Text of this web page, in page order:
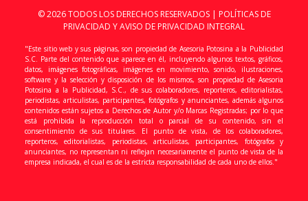
© 2026 TODOS LOS DERECHOS RESERVADOS | POLÍTICAS DE
PRIVACIDAD Y AVISO DE PRIVACIDAD INTEGRAL
"Este sitio web y sus páginas, son propiedad de Asesoria Potosina a la Publicidad
S.C. Parte del contenido que aparece en él, incluyendo algunos textos, gráficos,
datos, imágenes fotográficas, imágenes en movimiento, sonido, ilustraciones,
software y la selección y disposición de los mismos, son propiedad de Asesoria
Potosina a la Publicidad, S.C., de sus colaboradores, reporteros, editorialistas,
periodistas, articulistas, participantes, fotógrafos y anunciantes, además algunos
contenidos están sujetos a Derechos de Autor y/o Marcas Registradas; por lo que
está prohibida la reproducción total o parcial de su contenido, sin el
consentimiento de sus titulares. El punto de vista, de los colaboradores,
reporteros, editorialistas, periodistas, articulistas, participantes, fotógrafos y
anunciantes, no representan ni reflejan necesariamente el punto de vista de la
empresa indicada, el cual es de la estricta responsabilidad de cada uno de ellos."